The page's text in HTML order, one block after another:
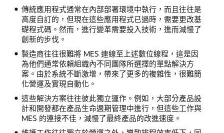
傳統應用程式通常在內部部署環境中執行，而且往往是
高度自訂的，但現在這些應用程式已過時，需要更改基
礎程式碼。然而，進行變革需要投入技術，進而減慢了
創新的步伐。
製造商往往很難將 MES 連線至上述數位線程，這是因
為他們通常依賴組織內不同團隊所選擇的單點解決方
案。由於系統不斷激增，帶來了更多的複雜性，很難簡
化營運及實現自動化。
這些解決方案往往彼此獨立運作。例如，大部分產品設
計和開發都在產品生命週期管理中進行，但這些工作與
MES 的連接不佳，減慢了最終產品的改進速度。